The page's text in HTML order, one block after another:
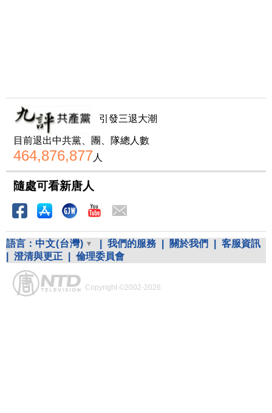
引發三退大潮
目前退出中共黨、團、隊總人數
464,876,877人
隨處可看新唐人
語言： 中文(台灣) 我們的服務 關於我們
客服資訊
澄清與更正 倫理委員會
Copyright ©2002-2026